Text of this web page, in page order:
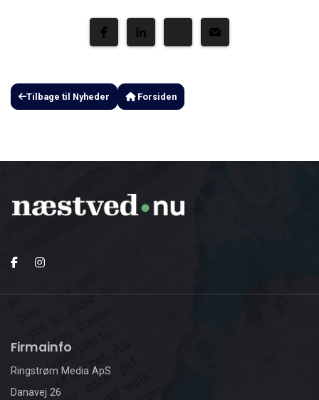
Tilbage til Nyheder Forsiden
Firmainfo
Ringstrøm Media ApS
Danavej 26